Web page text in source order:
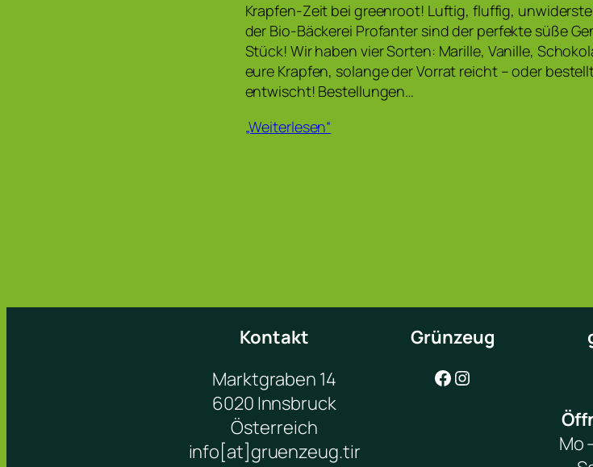
Krapfen-Zeit bei greenroot! Luftig, fluffig,
der Bio-Bäckerei Profanter sind der perfekte süße
Stück! Wir haben vier Sorten: Marille, Vanille,
eure Krapfen, solange der Vorrat reicht – oder
entwischt! Bestellungen…
„Weiterlesen“
Kontakt
Marktgraben 14
6020 Innsbruck
Österreich
info[at]gruenzeug.tir
Grünzeug
Facebook Instagram
Mo